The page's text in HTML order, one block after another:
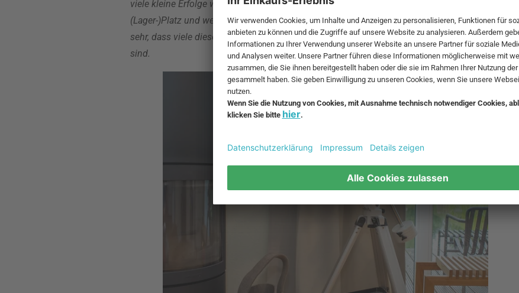
viele kleine Erfolge waren unsere Motivation. Wir hatten damals regelmäßig zu wenig
(Lager-)Platz und wenig Liquidität, dafür aber schon immer ein großartiges Team. Es freut mich
sehr, dass viele dieser Mitarbeiter gerade auch aus der Anfangszeit immer noch bei Connox
sind.